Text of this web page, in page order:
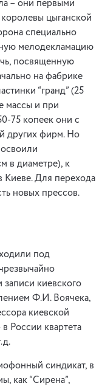
– они первыми
цыганской
специально
мелодекламацию
посвященную
на фабрике
“гранд” (25
массы и при
75 копеек они с
других фирм. Но
в диаметре), к
Киеве. Для перехода
новых прессов.
под
киевского
Ф.И. Воячека,
киевской
России квартета
синдикат, в
как “Сирена”,